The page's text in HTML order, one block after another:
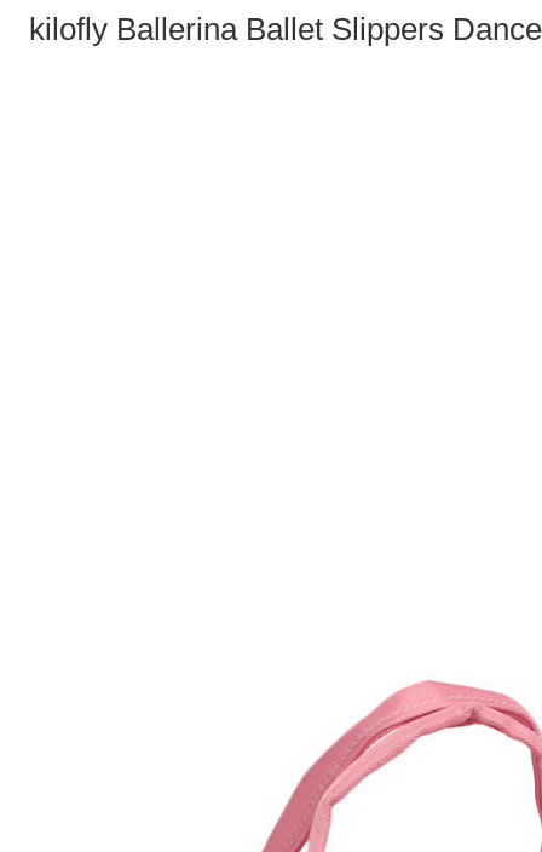
kilofly Ballerina Ballet Slippers